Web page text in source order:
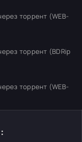
торрент (WEB-
торрент (BDRip
торрент (WEB-